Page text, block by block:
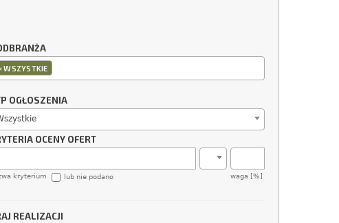
WSZYSTKIE
OGŁOSZENIA
OCENY OFERT
kryterium waga [%]
lub nie podano
REALIZACJI